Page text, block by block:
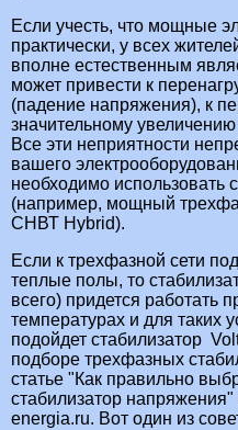
Если учесть, что мощные
практически, у всех
вполне естественным
может привести к
(падение напряжения), к
значительному
Все эти неприятности
вашего
необходимо использовать
(например, мощный
СНВТ Hybrid).
Если к трехфазной сети
теплые полы, то
всего) придется работать
температурах и для таких
подойдет стабилизатор
подборе трехфазных
статье "Как правильно
стабилизатор
energia.ru. Вот один из